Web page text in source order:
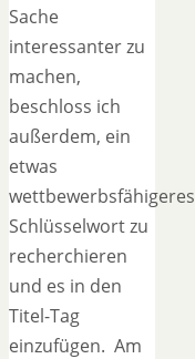
Sache
interessanter zu
machen,
beschloss ich
außerdem, ein
etwas
wettbewerbsfähigeres
Schlüsselwort zu
recherchieren
und es in den
Titel-Tag
einzufügen. Am